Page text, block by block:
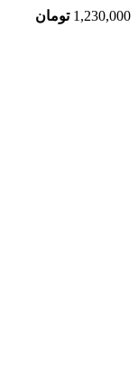
1,230,000 تومان